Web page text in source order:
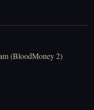
(BloodMoney 2)